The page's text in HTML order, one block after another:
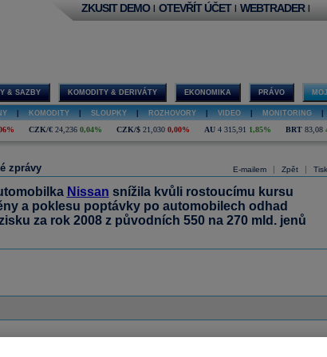
ZKUSIT DEMO | OTEVŘÍT ÚČET | WEBTRADER |
& SAZBY KOMODITY & DERIVÁTY EKONOMIKA PRÁVO
KOMODITY SLOUPKY ROZHOVORY VIDEO MONITORING
CZK/€ 24,236 0,04% CZK/$ 21,030 0,00% AU 4 315,91 1,85% BRT 83,08
E-mailem | Zpět | Tisk
zprávy
Nissan snížila kvůli rostoucímu kursu
a poklesu poptávky po automobilech odhad
za rok 2008 z původních 550 na 270 mld. jenů